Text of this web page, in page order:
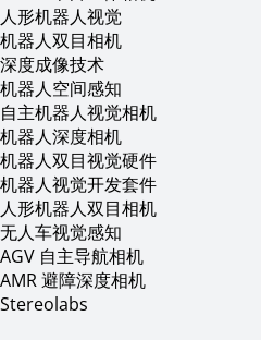
人形机器人视觉
机器人双目相机
深度成像技术
机器人空间感知
自主机器人视觉相机
机器人深度相机
机器人双目视觉硬件
机器人视觉开发套件
人形机器人双目相机
无人车视觉感知
AGV 自主导航相机
AMR 避障深度相机
Stereolabs